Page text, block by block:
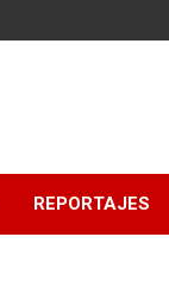
REPORTAJES